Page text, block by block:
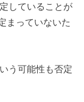
していることが
まっていないた
う可能性も否定